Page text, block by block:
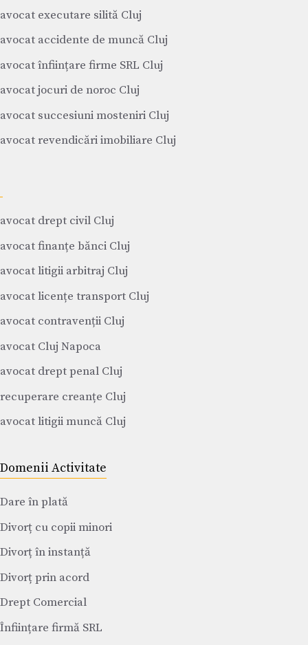
avocat executare silită Cluj
avocat accidente de muncă Cluj
avocat înființare firme SRL Cluj
avocat jocuri de noroc Cluj
avocat succesiuni mosteniri Cluj
avocat revendicări imobiliare Cluj
avocat drept civil Cluj
avocat finanțe bănci Cluj
avocat litigii arbitraj Cluj
avocat licențe transport Cluj
avocat contravenții Cluj
avocat Cluj Napoca
avocat drept penal Cluj
recuperare creanțe Cluj
avocat litigii muncă Cluj
Domenii Activitate
Dare în plată
Divorț cu copii minori
Divorț în instanță
Divorț prin acord
Drept Comercial
Înființare firmă SRL